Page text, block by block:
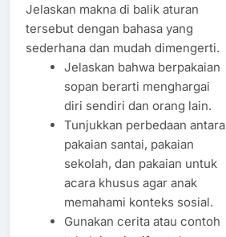
Jelaskan makna di balik aturan
tersebut dengan bahasa yang
sederhana dan mudah dimengerti.
Jelaskan bahwa berpakaian
sopan berarti menghargai
diri sendiri dan orang lain.
Tunjukkan perbedaan antara
pakaian santai, pakaian
sekolah, dan pakaian untuk
acara khusus agar anak
memahami konteks sosial.
Gunakan cerita atau contoh